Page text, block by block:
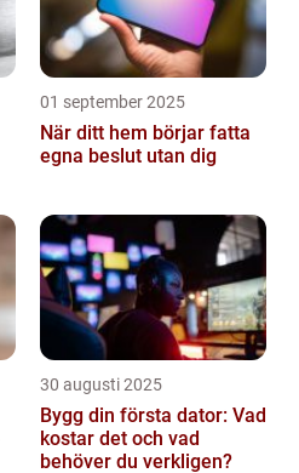
01 september 2025
När ditt hem börjar fatta
egna beslut utan dig
30 augusti 2025
Bygg din första dator: Vad
kostar det och vad
behöver du verkligen?